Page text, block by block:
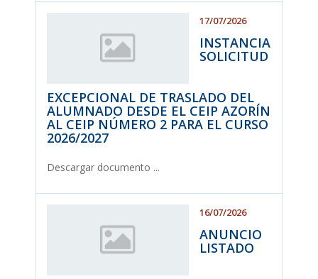
17/07/2026
INSTANCIA
SOLICITUD
EXCEPCIONAL DE TRASLADO DEL
ALUMNADO DESDE EL CEIP AZORÍN
AL CEIP NÚMERO 2 PARA EL CURSO
2026/2027
Descargar documento ...
16/07/2026
ANUNCIO
LISTADO